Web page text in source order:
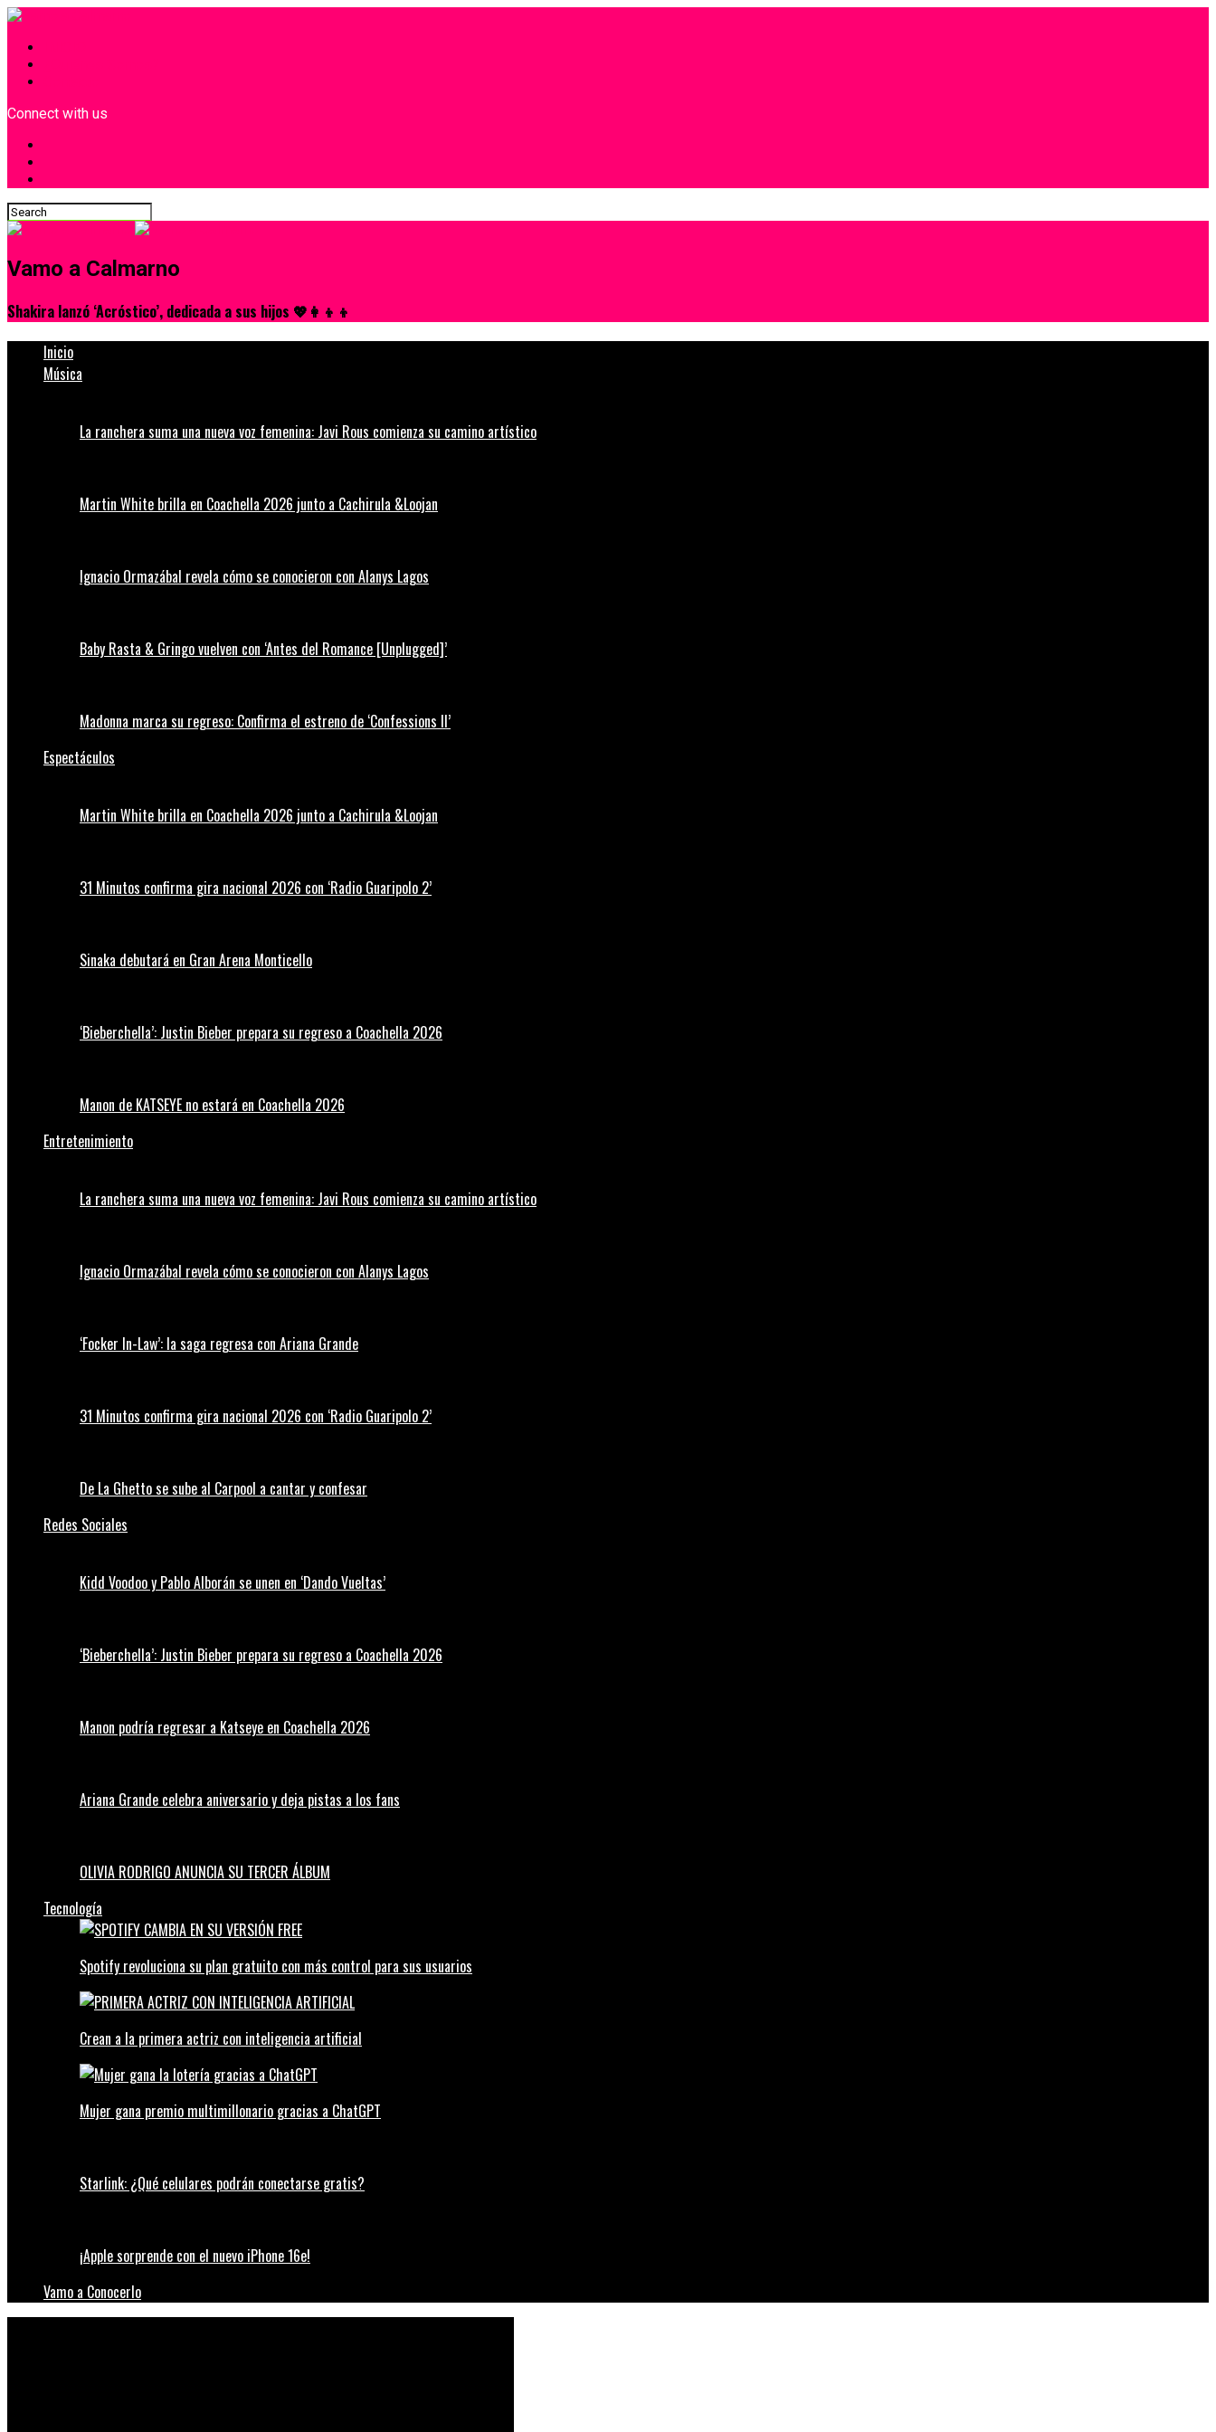
Connect with us
Vamo a Calmarno
Shakira lanzó ‘Acróstico’, dedicada a sus hijos 💖👩‍👦‍👦
Inicio
Música
La ranchera suma una nueva voz femenina: Javi Rous comienza su camino artístico
Martin White brilla en Coachella 2026 junto a Cachirula &Loojan
Ignacio Ormazábal revela cómo se conocieron con Alanys Lagos
Baby Rasta & Gringo vuelven con ‘Antes del Romance [Unplugged]’
Madonna marca su regreso: Confirma el estreno de ‘Confessions II’
Espectáculos
Martin White brilla en Coachella 2026 junto a Cachirula &Loojan
31 Minutos confirma gira nacional 2026 con ‘Radio Guaripolo 2’
Sinaka debutará en Gran Arena Monticello
‘Bieberchella’: Justin Bieber prepara su regreso a Coachella 2026
Manon de KATSEYE no estará en Coachella 2026
Entretenimiento
La ranchera suma una nueva voz femenina: Javi Rous comienza su camino artístico
Ignacio Ormazábal revela cómo se conocieron con Alanys Lagos
‘Focker In-Law’: la saga regresa con Ariana Grande
31 Minutos confirma gira nacional 2026 con ‘Radio Guaripolo 2’
De La Ghetto se sube al Carpool a cantar y confesar
Redes Sociales
Kidd Voodoo y Pablo Alborán se unen en ‘Dando Vueltas’
‘Bieberchella’: Justin Bieber prepara su regreso a Coachella 2026
Manon podría regresar a Katseye en Coachella 2026
Ariana Grande celebra aniversario y deja pistas a los fans
OLIVIA RODRIGO ANUNCIA SU TERCER ÁLBUM
Tecnología
Spotify revoluciona su plan gratuito con más control para sus usuarios
Crean a la primera actriz con inteligencia artificial
Mujer gana premio multimillonario gracias a ChatGPT
Starlink: ¿Qué celulares podrán conectarse gratis?
¡Apple sorprende con el nuevo iPhone 16e!
Vamo a Conocerlo